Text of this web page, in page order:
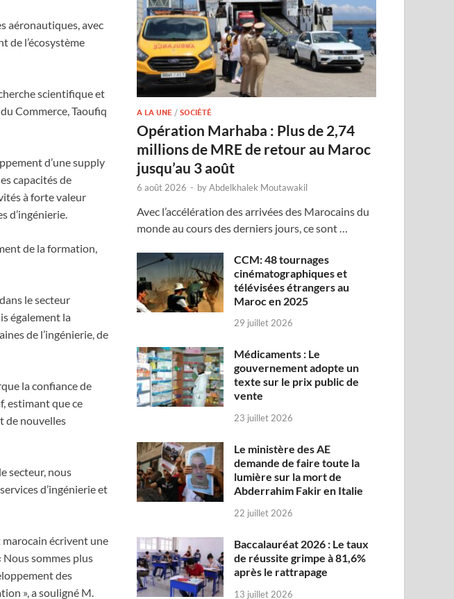
aéronautiques, avec
de l’écosystème
scientifique et
Commerce, Taoufiq
d’une supply
capacités de
à forte valeur
d’ingénierie.
de la formation,
le secteur
également la
de l’ingénierie, de
la confiance de
estimant que ce
de nouvelles
secteur, nous
d’ingénierie et
marocain écrivent une
sommes plus
des
», a souligné M.
A LA UNE /SOCIÉTÉ
Opération Marhaba : Plus de 2,74
millions de MRE de retour au Maroc
jusqu’au 3 août
6 août 2026 - byAbdelkhalek Moutawakil
Avec l’accélération des arrivées des Marocains du
monde au cours des derniers jours, ce sont …
CCM: 48 tournages
cinématographiques et
télévisées étrangers au
Maroc en 2025
29 juillet 2026
Médicaments : Le
gouvernement adopte un
texte sur le prix public de
vente
23 juillet 2026
Le ministère des AE
demande de faire toute la
lumière sur la mort de
Abderrahim Fakir en Italie
22 juillet 2026
Baccalauréat 2026 : Le taux
de réussite grimpe à 81,6%
après le rattrapage
13 juillet 2026